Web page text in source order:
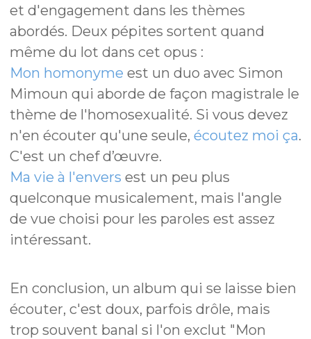
et d'engagement dans les thèmes
abordés. Deux pépites sortent quand
même du lot dans cet opus :
Mon homonyme est un duo avec Simon
Mimoun qui aborde de façon magistrale le
thème de l'homosexualité. Si vous devez
n'en écouter qu'une seule, écoutez moi ça.
C'est un chef d’œuvre.
Ma vie à l'envers est un peu plus
quelconque musicalement, mais l'angle
de vue choisi pour les paroles est assez
intéressant.
En conclusion, un album qui se laisse bien
écouter, c'est doux, parfois drôle, mais
trop souvent banal si l'on exclut "Mon